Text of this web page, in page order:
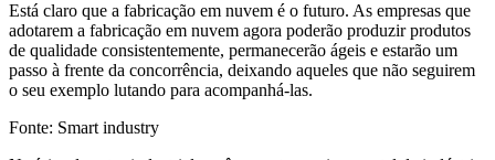
Está claro que a fabricação em nuvem é o futuro. As empresas que
adotarem a fabricação em nuvem agora poderão produzir produtos
de qualidade consistentemente, permanecerão ágeis e estarão um
passo à frente da concorrência, deixando aqueles que não seguirem
o seu exemplo lutando para acompanhá-las.
Fonte: Smart industry